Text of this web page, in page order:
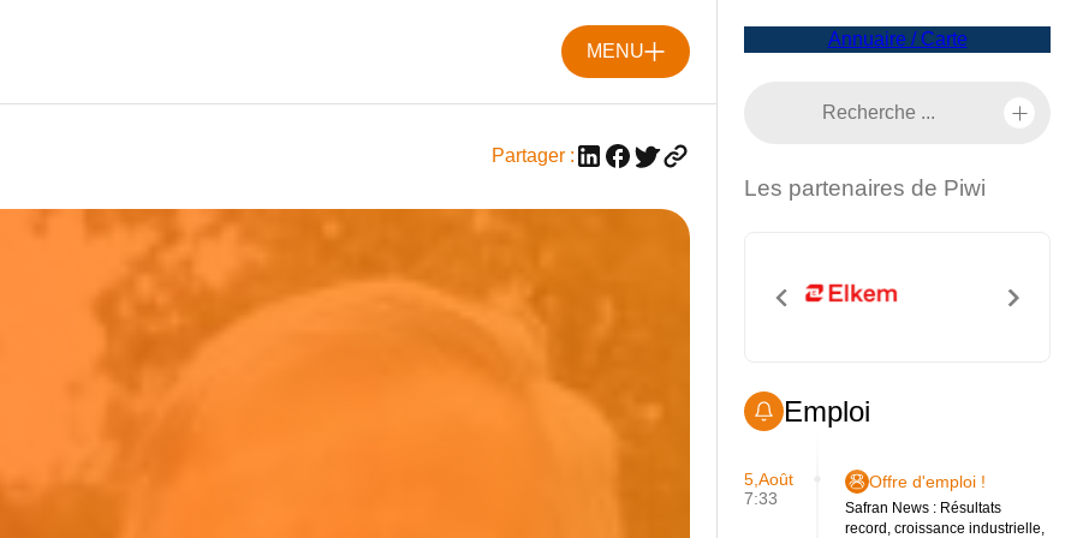
MENU
Partager :
Annuaire / Carte
Les partenaires de Piwi
Emploi
5,Août
7:33
Offre d'emploi !
Safran News : Résultats
record, croissance industrielle,